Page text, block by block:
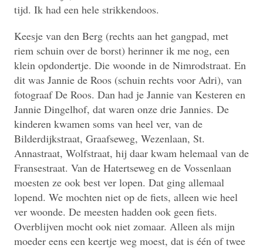
tijd. Ik had een hele strikkendoos.
Keesje van den Berg (rechts aan het gangpad, met
riem schuin over de borst) herinner ik me nog, een
klein opdondertje. Die woonde in de Nimrodstraat. En
dit was Jannie de Roos (schuin rechts voor Adri), van
fotograaf De Roos. Dan had je Jannie van Kesteren en
Jannie Dingelhof, dat waren onze drie Jannies. De
kinderen kwamen soms van heel ver, van de
Bilderdijkstraat, Graafseweg, Wezenlaan, St.
Annastraat, Wolfstraat, hij daar kwam helemaal van de
Fransestraat. Van de Hatertseweg en de Vossenlaan
moesten ze ook best ver lopen. Dat ging allemaal
lopend. We mochten niet op de fiets, alleen wie heel
ver woonde. De meesten hadden ook geen fiets.
Overblijven mocht ook niet zomaar. Alleen als mijn
moeder eens een keertje weg moest, dat is één of twee